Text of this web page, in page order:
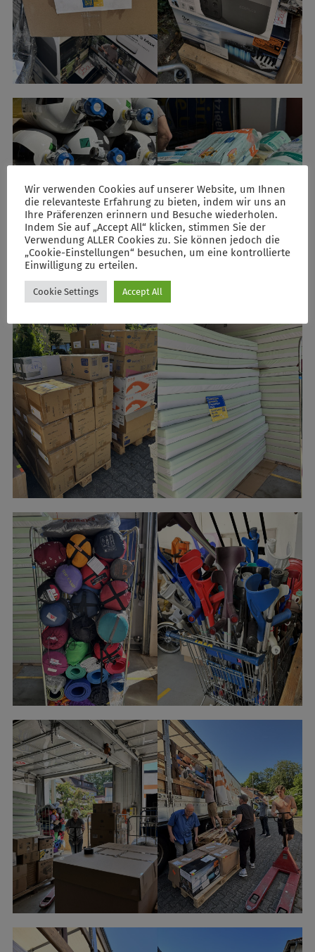
Wir verwenden Cookies auf unserer Website, um Ihnen
die relevanteste Erfahrung zu bieten, indem wir uns an
Ihre Präferenzen erinnern und Besuche wiederholen.
Indem Sie auf „Accept All“ klicken, stimmen Sie der
Verwendung ALLER Cookies zu. Sie können jedoch die
„Cookie-Einstellungen“ besuchen, um eine kontrollierte
Einwilligung zu erteilen.
Cookie Settings Accept All